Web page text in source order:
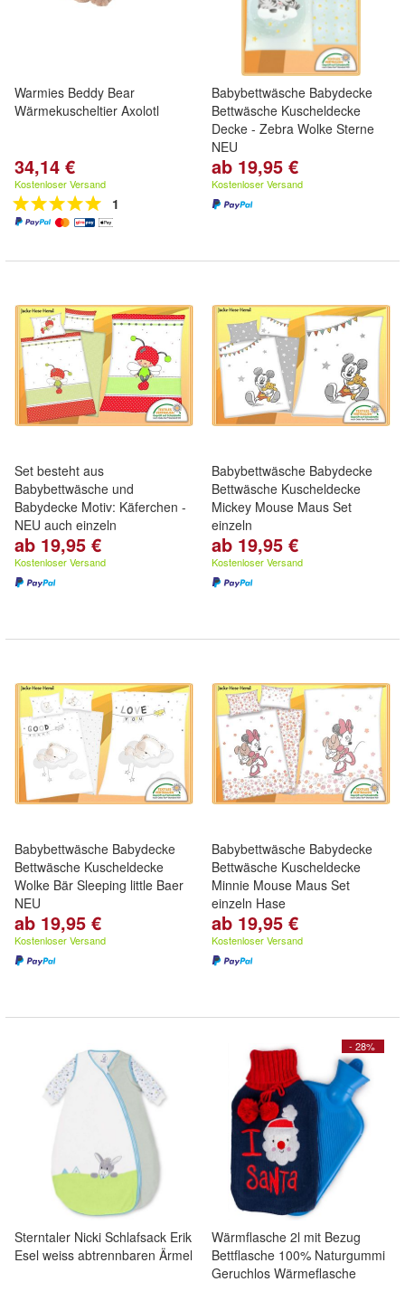
Warmies Beddy Bear
Wärmekuscheltier Axolotl
34,14 €
Kostenloser Versand
1
Babybettwäsche Babydecke
Bettwäsche Kuscheldecke
Decke - Zebra Wolke Sterne
NEU
ab 19,95 €
Kostenloser Versand
Set besteht aus
Babybettwäsche und
Babydecke Motiv: Käferchen -
NEU auch einzeln
ab 19,95 €
Kostenloser Versand
Babybettwäsche Babydecke
Bettwäsche Kuscheldecke
Mickey Mouse Maus Set
einzeln
ab 19,95 €
Kostenloser Versand
Babybettwäsche Babydecke
Bettwäsche Kuscheldecke
Wolke Bär Sleeping little Baer
NEU
ab 19,95 €
Kostenloser Versand
Babybettwäsche Babydecke
Bettwäsche Kuscheldecke
Minnie Mouse Maus Set
einzeln Hase
ab 19,95 €
Kostenloser Versand
Sterntaler Nicki Schlafsack Erik
Esel weiss abtrennbaren Ärmel
- 28%
Wärmflasche 2l mit Bezug
Bettflasche 100% Naturgummi
Geruchlos Wärmeflasche